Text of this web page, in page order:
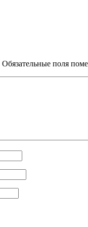
Обязательные поля